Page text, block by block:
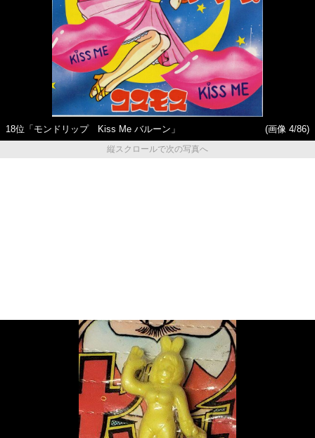
18位「モンドリップ Kiss Me バルーン」
(画像 4/86)
縦スクロールで次の写真へ